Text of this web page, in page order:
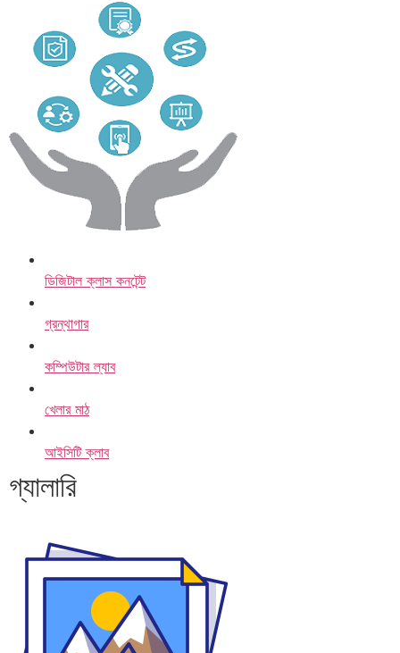
ডিজিটাল ক্লাস কনটেন্ট
গ্রন্থাগার
কম্পিউটার ল্যাব
খেলার মাঠ
আইসিটি ক্লাব
গ্যালারি